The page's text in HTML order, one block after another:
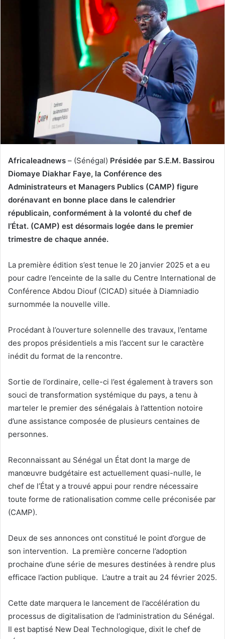
r
e
s
u
r
T
i
y
r
u
n
c
u
Africaleadnews – (Sénégal) Présidée par S.E.M. Bassirou
Diomaye Diakhar Faye, la Conférence des
Administrateurs et Managers Publics (CAMP) figure
dorénavant en bonne place dans le calendrier
républicain, conformément à la volonté du chef de
l’État. (CAMP) est désormais logée dans le premier
trimestre de chaque année.
La première édition s’est tenue le 20 janvier 2025 et a eu
pour cadre l’enceinte de la salle du Centre International de
Conférence Abdou Diouf (CICAD) située à Diamniadio
surnommée la nouvelle ville.
Procédant à l’ouverture solennelle des travaux, l’entame
des propos présidentiels a mis l’accent sur le caractère
inédit du format de la rencontre.
Sortie de l’ordinaire, celle-ci l’est également à travers son
souci de transformation systémique du pays, a tenu à
marteler le premier des sénégalais à l’attention notoire
d’une assistance composée de plusieurs centaines de
personnes.
Reconnaissant au Sénégal un État dont la marge de
manœuvre budgétaire est actuellement quasi-nulle, le
chef de l’État y a trouvé appui pour rendre nécessaire
toute forme de rationalisation comme celle préconisée par
(CAMP).
Deux de ses annonces ont constitué le point d’orgue de
son intervention. La première concerne l’adoption
prochaine d’une série de mesures destinées à rendre plus
efficace l’action publique. L’autre a trait au 24 février 2025.
Cette date marquera le lancement de l’accélération du
processus de digitalisation de l’administration du Sénégal.
Il est baptisé New Deal Technologique, dixit le chef de